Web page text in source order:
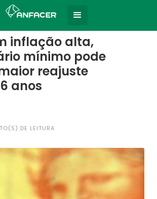
Todas as notícias
inflação alta,
mínimo pode
reajuste
anos
DE LEITURA